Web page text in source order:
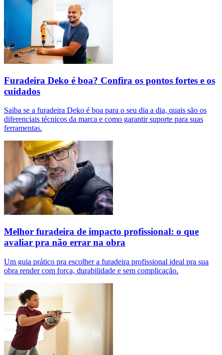
Furadeira Deko é boa? Confira os pontos fortes e os
cuidados
Saiba se a furadeira Deko é boa para o seu dia a dia, quais são os
diferenciais técnicos da marca e como garantir suporte para suas
ferramentas.
Melhor furadeira de impacto profissional: o que
avaliar pra não errar na obra
Um guia prático pra escolher a furadeira profissional ideal pra sua
obra render com força, durabilidade e sem complicação.